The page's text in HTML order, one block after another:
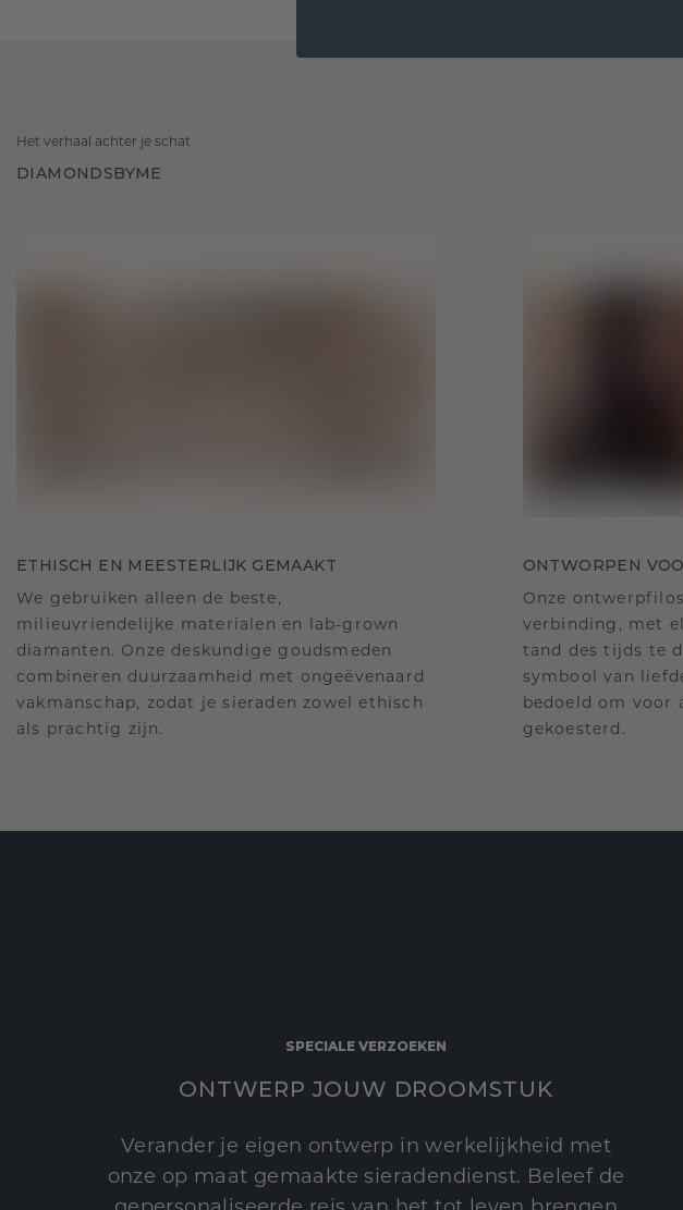
Het verhaal achter je schat
DIAMONDSBYME
ETHISCH EN MEESTERLIJK GEMAAKT
We gebruiken alleen de beste,
milieuvriendelijke materialen en lab-grown
diamanten. Onze deskundige goudsmeden
combineren duurzaamheid met ongeëvenaard
vakmanschap, zodat je sieraden zowel ethisch
als prachtig zijn.
ONTWORPEN
Onze
verbinding, met
tand des tijds te
symbool van
bedoeld om voor
gekoesterd.
SPECIALE VERZOEKEN
ONTWERP JOUW DROOMSTUK
Verander je eigen ontwerp in werkelijkheid met
onze op maat gemaakte sieradendienst. Beleef de